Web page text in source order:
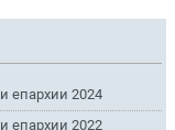
епархии 2024
епархии 2022